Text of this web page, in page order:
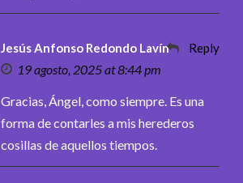
Jesús Anfonso Redondo Lavín
19 agosto, 2025 at 8:44 pm
Reply
Gracias, Ángel, como siempre. Es una
forma de contarles a mis herederos
cosillas de aquellos tiempos.